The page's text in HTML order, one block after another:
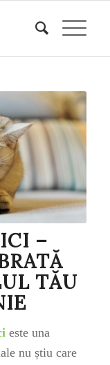
–
TĂU
este una
nu știu care